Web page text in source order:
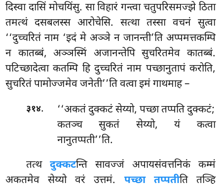
दिस्वा दासिं मोचयिंसु. सा विहारं गन्त्वा चतुपरिसमज्झे ठिता
तमत्थं दसबलस्स आरोचेसि. सत्था तस्सा वचनं सुत्वा
‘‘दुच्चरितं नाम ‘इदं मे अञ्ञे न जानन्ती’ति अप्पमत्तकम्पि
न कातब्बं, अञ्ञस्मिं अजानन्तेपि सुचरितमेव कातब्बं.
पटिच्छादेत्वा कतम्पि हि दुच्चरितं नाम पच्छानुतापं करोति,
सुचरितं पामोज्जमेव जनेती’’ति वत्वा इमं गाथमाह –
३१४.
‘‘अकतं दुक्कटं सेय्यो, पच्छा तप्पति दुक्कटं;
कतञ्च सुकतं सेय्यो, यं कत्वा
नानुतप्पती’’ति.
तत्थ दुक्कटन्ति सावज्जं अपायसंवत्तनिकं कम्मं
अकतमेव सेय्यो वरं उत्तमं. पच्छा तप्पतीति तञ्हि